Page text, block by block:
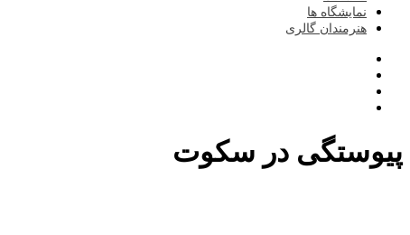
نمایشگاه ها
هنرمندان گالری
پیوستگی در سکوت